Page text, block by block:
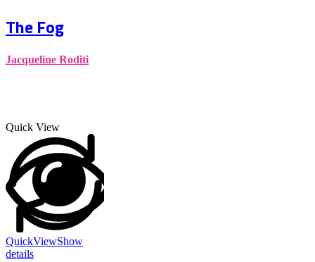
The Fog
Jacqueline Roditi
Quick View
QuickViewShow
details